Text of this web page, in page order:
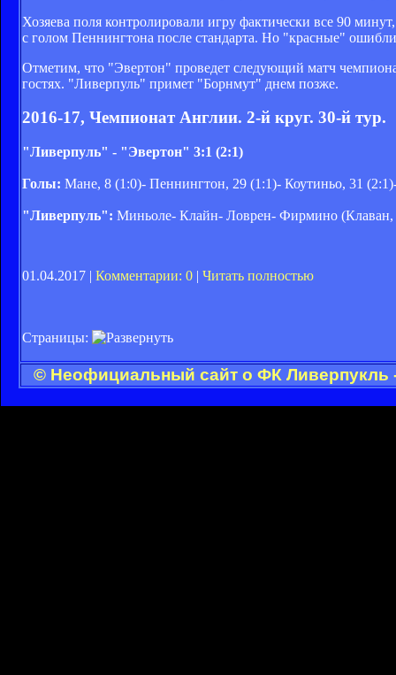
Хозяева поля контролировали игру фактически все 90
с голом Пеннингтона после стандарта. Но "красные"
Отметим, что "Эвертон" проведет следующий матч
гостях. "Ливерпуль" примет "Борнмут" днем позже.
2016-17, Чемпионат Англии. 2-й круг. 30-й тур.
"Ливерпуль" - "Эвертон" 3:1 (2:1)
Голы: Мане, 8 (1:0)- Пеннингтон, 29 (1:1)- Коутиньо, 31
"Ливерпуль": Миньоле- Клайн- Ловрен- Фирмино
01.04.2017 | Комментарии: 0 | Читать полностью
Страницы:
© Неофициальный сайт о ФК Ливерпукль